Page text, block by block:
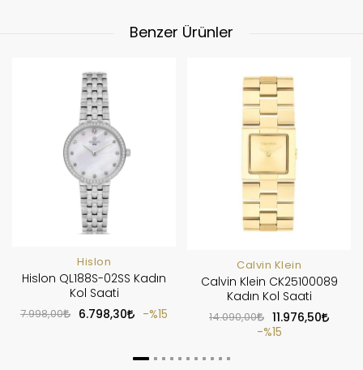
Benzer Ürünler
Hislon
Hislon QL188S-02SS Kadın
Kol Saati
7.998,00 6.798,30 %15
Calvin Klein
Calvin Klein CK25100089
Kadın Kol Saati
14.090,00
11.976,50
%15